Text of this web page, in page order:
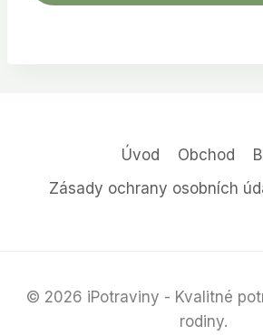
Úvod Obchod
Zásady ochrany osobních
© 2026 iPotraviny - Kvalitné
rodiny.